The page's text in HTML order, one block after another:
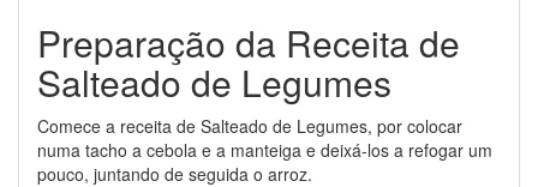
Preparação da Receita de
Salteado de Legumes
Comece a receita de Salteado de Legumes, por colocar
numa tacho a cebola e a manteiga e deixá-los a refogar um
pouco, juntando de seguida o arroz.